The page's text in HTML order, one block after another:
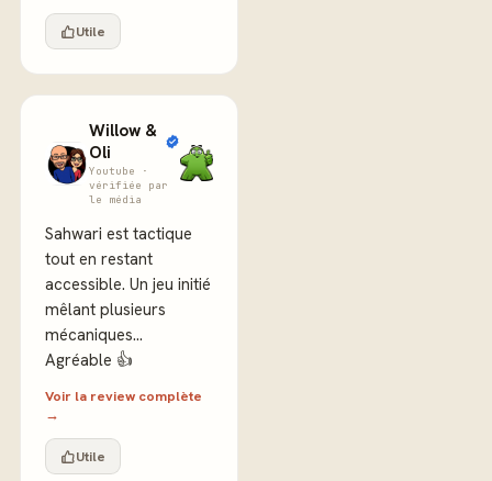
Utile
Willow &
Oli
Youtube ·
vérifiée par
le média
Sahwari est tactique
tout en restant
accessible. Un jeu initié
mêlant plusieurs
mécaniques...
Agréable 👍
Voir la review complète
→
Utile